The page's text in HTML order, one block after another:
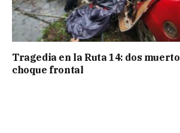
Tragedia en la Ruta 14: dos
choque frontal